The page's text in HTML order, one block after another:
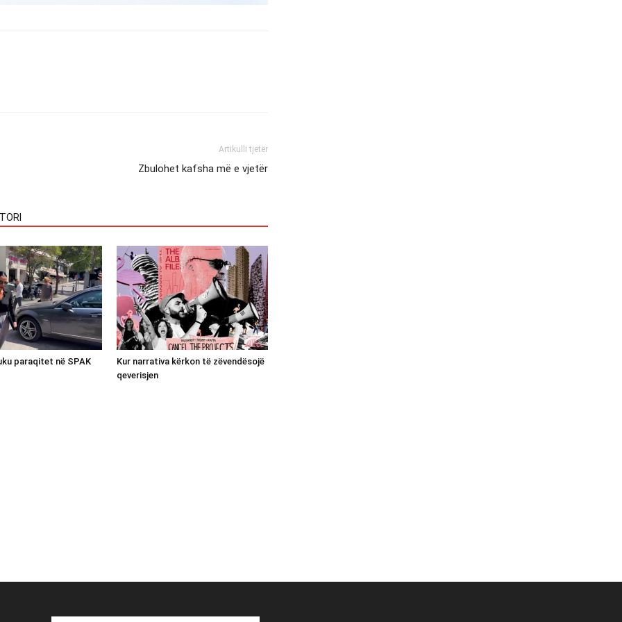
Artikulli tjetër
Zbulohet kafsha më e vjetër
paraqitet në SPAK
Kur narrativa kërkon të zëvendësojë
qeverisjen